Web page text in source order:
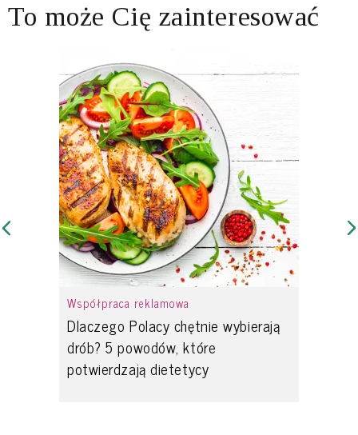
To może Cię zainteresować
Współpraca reklamowa
Dlaczego Polacy chętnie wybierają
drób? 5 powodów, które
potwierdzają dietetycy